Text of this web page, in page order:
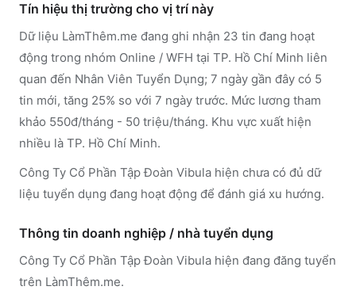
Tín hiệu thị trường cho vị trí này
Dữ liệu LàmThêm.me đang ghi nhận 23 tin đang hoạt
động trong nhóm Online / WFH tại TP. Hồ Chí Minh liên
quan đến Nhân Viên Tuyển Dụng; 7 ngày gần đây có 5
tin mới, tăng 25% so với 7 ngày trước. Mức lương tham
khảo 550đ/tháng - 50 triệu/tháng. Khu vực xuất hiện
nhiều là TP. Hồ Chí Minh.
Công Ty Cổ Phần Tập Đoàn Vibula hiện chưa có đủ dữ
liệu tuyển dụng đang hoạt động để đánh giá xu hướng.
Thông tin doanh nghiệp / nhà tuyển dụng
Công Ty Cổ Phần Tập Đoàn Vibula hiện đang đăng tuyển
trên LàmThêm.me.